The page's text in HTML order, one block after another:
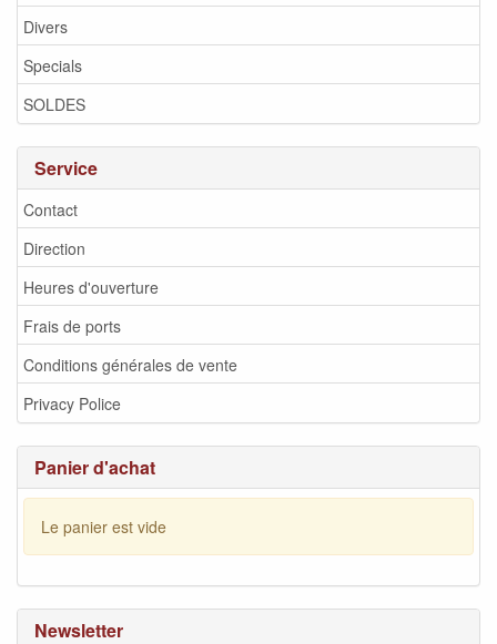
Divers
Specials
SOLDES
Service
Contact
Direction
Heures d'ouverture
Frais de ports
Conditions générales de vente
Privacy Police
Panier d'achat
Le panier est vide
Newsletter